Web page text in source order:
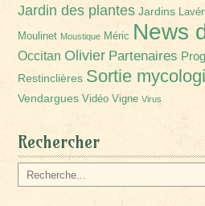
Jardin des plantes Jardins
Moulinet Moustique Méric News
Occitan Olivier Partenaires Prog
Restinclières Sortie
Vendargues Vidéo Vigne Virus
Rechercher